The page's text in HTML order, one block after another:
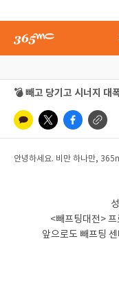
💣 빼고 당기고 시너지 대
안녕하세요. 비만 하나만,
<빼프팅대전>
앞으로도 빼프팅